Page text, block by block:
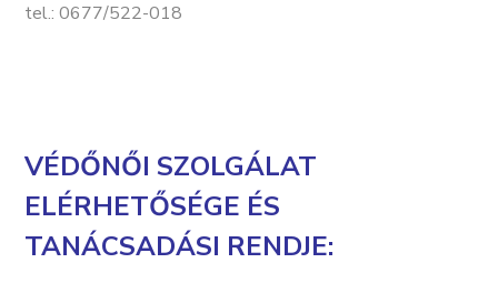
tel.: 0677/522-018
VÉDŐNŐI SZOLGÁLAT
ELÉRHETŐSÉGE ÉS
TANÁCSADÁSI RENDJE: